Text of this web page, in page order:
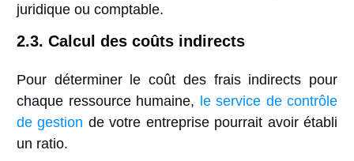
juridique ou comptable.
2.3. Calcul des coûts indirects
Pour déterminer le coût des frais indirects pour
chaque ressource humaine, le service de contrôle
de gestion de votre entreprise pourrait avoir établi
un ratio.